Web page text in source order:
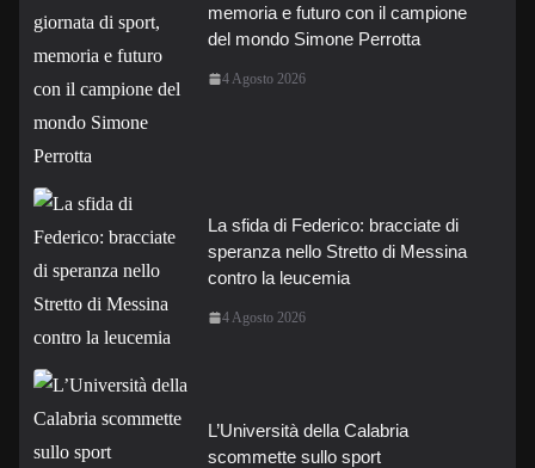
memoria e futuro con il campione
del mondo Simone Perrotta
4 Agosto 2026
La sfida di Federico: bracciate di
speranza nello Stretto di Messina
contro la leucemia
4 Agosto 2026
L’Università della Calabria
scommette sullo sport